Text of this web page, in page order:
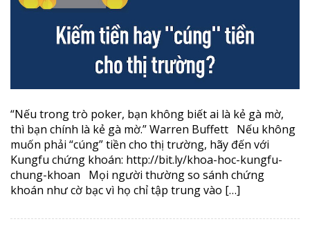
“Nếu trong trò poker, bạn không biết ai là kẻ gà mờ,
thì bạn chính là kẻ gà mờ.” Warren Buffett Nếu không
muốn phải “cúng” tiền cho thị trường, hãy đến với
Kungfu chứng khoán: http://bit.ly/khoa-hoc-kungfu-
chung-khoan Mọi người thường so sánh chứng
khoán như cờ bạc vì họ chỉ tập trung vào […]